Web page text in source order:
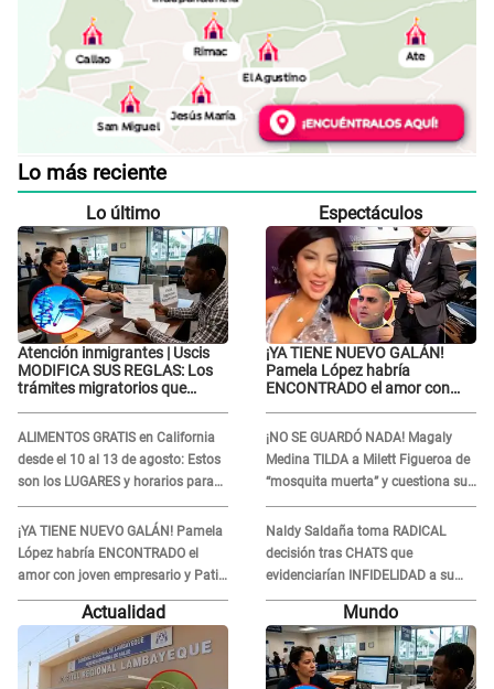
Lo más reciente
Lo último
Atención inmigrantes | Uscis
MODIFICA SUS REGLAS: Los
trámites migratorios que
ALIMENTOS GRATIS en California
desde el 10 al 13 de agosto: Estos
son los LUGARES y horarios para
recibir la ayuda
¡YA TIENE NUEVO GALÁN! Pamela
López habría ENCONTRADO el
amor con joven empresario y Pati
Lorena la ECHA en VIVO
Espectáculos
¡YA TIENE NUEVO GALÁN!
Pamela López habría
ENCONTRADO el amor con
la ECHA en VIVO
¡NO SE GUARDÓ NADA! Magaly
Medina TILDA a Milett Figueroa de
“mosquita muerta” y cuestiona su
RECONCILIACIÓN con Marcelo
Tinelli en TV argentina
Naldy Saldaña toma RADICAL
decisión tras CHATS que
evidenciarían INFIDELIDAD a su
novio con animador de 'La Bella
Luz': "Un día..."
Actualidad Mundo